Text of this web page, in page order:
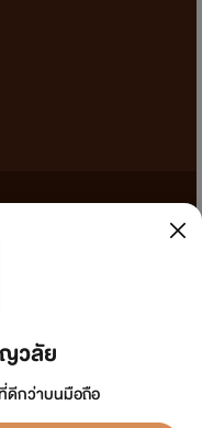
วลัย
ดีกว่าบนมือถือ
งสิ้น ดังนั้นผู้อ่านทุกท่านโปรดใช้
ใดๆ ที่ขัดต่อกฎหมายและศีลธรรม
ารในทันที ทั้งนี้ ทางเว็บไซต์ขอสงวน